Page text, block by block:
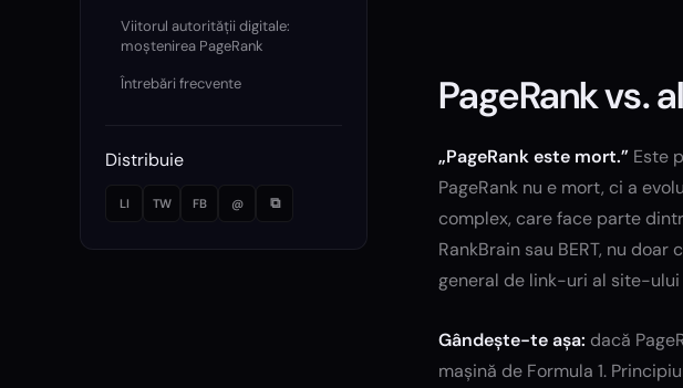
Viitorul autorității digitale:
moștenirea PageRank
Întrebări frecvente
Distribuie
LI TW FB @ ⧉
PageRank vs.
„PageRank este mort.” Este
PageRank nu e mort, ci a
complex, care face parte
RankBrain sau BERT, nu
general de link-uri al site-
Gândește-te așa: dacă
mașină de Formula 1.